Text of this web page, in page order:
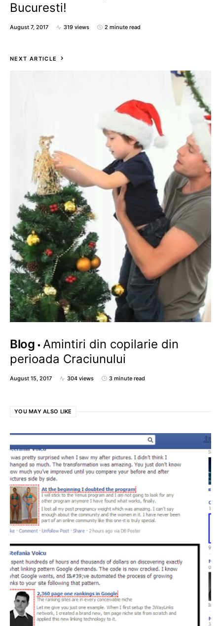
Bucuresti!
August 7, 2017 319 views 2 minute read
NEXT ARTICLE
Blog Amintiri din copilarie din
perioada Craciunului
August 15, 2017 304 views 3 minute read
YOU MAY ALSO LIKE